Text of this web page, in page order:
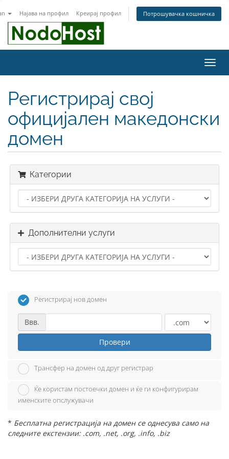
Најава на профил Креирај профил Потрошувачка кошничка
ја
Регистрирај свој
официјален македонски
домен
Категории
Дополнителни услуги
Регистрирај нов домен
Ввв.
Провери
Трансфер на домен од друг регистрар
Ќе користам постоечки домен и ќе ги конфигурирам
именските опслужувачи
* Бесплатна регистрација на домен се однесува само на
следните екстензии: .com, .net, .org, .info, .biz